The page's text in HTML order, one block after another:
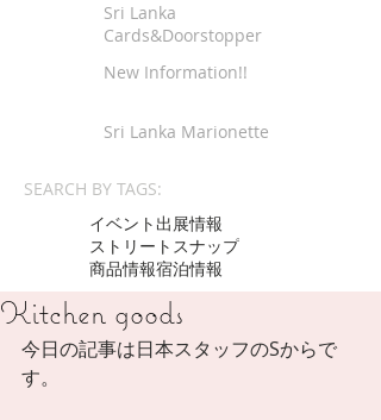
SEARCH BY TAGS:
イベント出展情報
ストリートスナップ
商品情報宿泊情報
Kitchen goods
今日の記事は日本スタッフのSからで
す。
Sri Lanka
Cards&Doorstopper
New Information!!
Sri Lanka Marionette